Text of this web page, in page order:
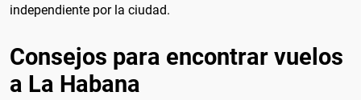
independiente por la ciudad.
Consejos para encontrar vuelos
a La Habana